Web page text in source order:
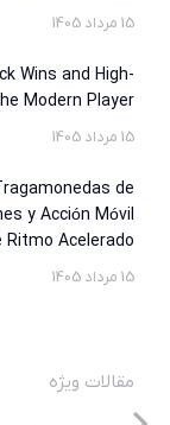
15 مرداد 1405
Wins and High-
Modern Player
15 مرداد 1405
de
y Acción Móvil
Acelerado
15 مرداد 1405
مقالات ویژه